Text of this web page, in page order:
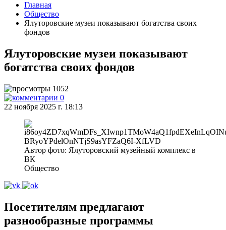
Главная
Общество
Ялуторовские музеи показывают богатства своих
фондов
Ялуторовские музеи показывают
богатства своих фондов
1052
0
22 ноября 2025 г. 18:13
Автор фото: Ялуторовский музейный комплекс в
ВК
Общество
Посетителям предлагают
разнообразные программы